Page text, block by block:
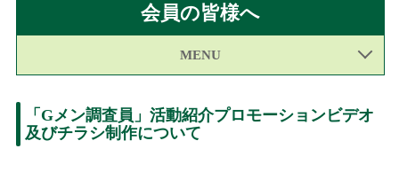
会員の皆様へ
MENU
「Gメン調査員」活動紹介プロモーションビデオ
及びチラシ制作について